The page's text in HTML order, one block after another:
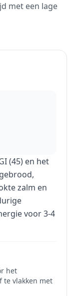
met een lage
(45) en het
zalm en
voor 3-4
het
te vlakken met